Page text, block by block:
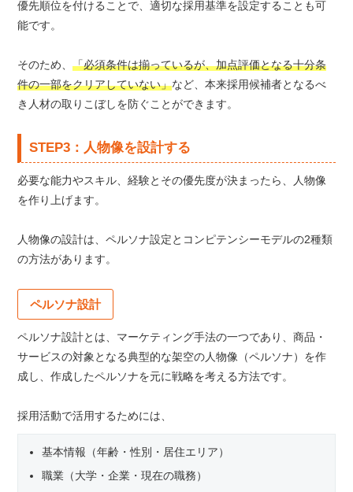
優先順位を付けることで、適切な採用基準を設定することも可
能です。
そのため、「必須条件は揃っているが、加点評価となる十分条
件の一部をクリアしていない」など、本来採用候補者となるべ
き人材の取りこぼしを防ぐことができます。
STEP3：人物像を設計する
必要な能力やスキル、経験とその優先度が決まったら、人物像
を作り上げます。
人物像の設計は、ペルソナ設定と コンピテンシーモデルの2種類
の方法があります。
ペルソナ設計
ペルソナ設計とは、マーケティング手法の一つであり、商品・
サービスの対象となる典型的な架空の人物像（ペルソナ）を作
成し、作成したペルソナを元に戦略を考える方法です。
採用活動で活用するためには、
基本情報（年齢・性別・居住エリア）
職業（大学・企業・現在の職務）